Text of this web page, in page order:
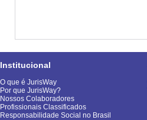
Institucional
O que é JurisWay
Por que JurisWay?
Nossos Colaboradores
Profissionais Classificados
Responsabilidade Social no Brasil